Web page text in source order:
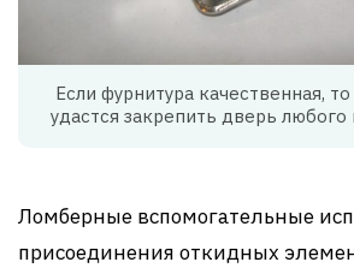
Если фурнитура качественная,
удастся закрепить дверь любого
Ломберные вспомогательные
присоединения откидных